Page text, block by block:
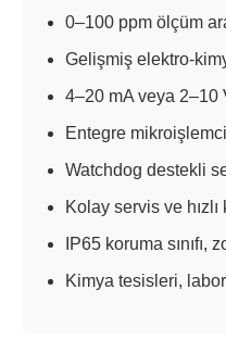
0–100 ppm ölçüm
Gelişmiş elektro-
4–20 mA veya 2–10
Entegre
Watchdog destekli
Kolay servis ve
IP65 koruma
Kimya tesisleri,